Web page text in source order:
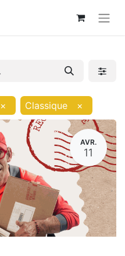
× Classique ×
AVR.
11